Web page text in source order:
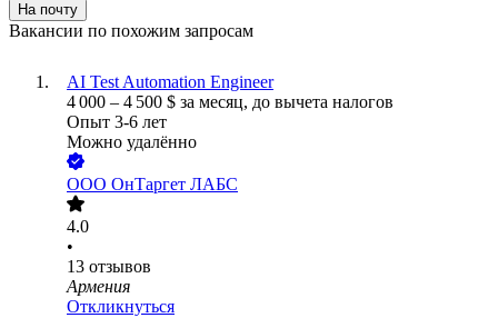
На почту
Вакансии по похожим запросам
AI Test Automation Engineer
4 000 – 4 500 $ за месяц, до вычета налогов
Опыт 3-6 лет
Можно удалённо
ООО ОнТаргет ЛАБС
4.0
•
13 отзывов
Армения
Откликнуться